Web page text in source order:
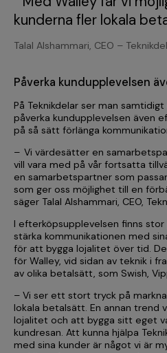
kunderna fler lokala
Talal Alshammari, CEO –
Påverka kundupplevelsen
På Teknikdelar ser man
påverka kundupplevelsen även
på så sätt förlänga
– Vi värdesätter en
vill vara med på vår fortsatta
en samarbetspartner som
som ger oss möjlighet till en
säger Talal Alshammari, CEO,
I efterköpsupplevelsen finns
stärka kommunikationen med
för att bygga lojalitet över tid.
för Walley, vid sidan av teknik i
av olika betalsätt, som Swish,
– Vi ser ett stort tryck på
lokala betalsätt. En annan trend
lojalitet och att bygga sitt eget
kundresan. Att kunna hjälpa
med sina kunder är något vi är